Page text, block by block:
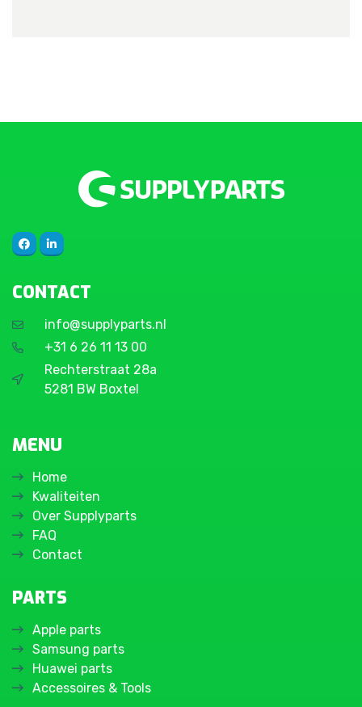
CONTACT
info@supplyparts.nl
+31 6 26 11 13 00
Rechterstraat 28a
5281 BW Boxtel
MENU
Home
Kwaliteiten
Over Supplyparts
FAQ
Contact
PARTS
Apple parts
Samsung parts
Huawei parts
Accessoires & Tools